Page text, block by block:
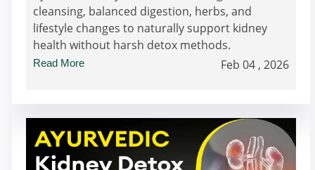
cleansing, balanced digestion, herbs, and
lifestyle changes to naturally support kidney
health without harsh detox methods.
Read More Feb 04 , 2026